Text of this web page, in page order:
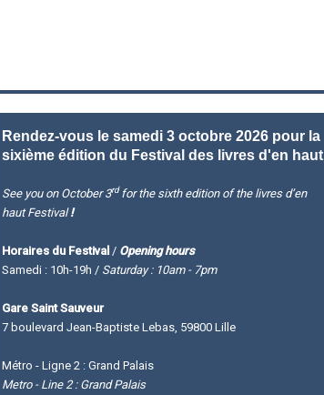
Rendez-vous le samedi 3 octobre 2026 pour la
sixième édition du Festival des livres d'en haut
See you on October 3rdfor the sixth edition of the livres d’en
haut Festival!
Horaires du Festival/ Opening hours
Samedi : 10h-19h /Saturday : 10am - 7pm
Gare Saint Sauveur
7 boulevard Jean-Baptiste Lebas, 59800 Lille
Métro - Ligne 2 : Grand Palais
Metro - Line 2 : Grand Palais